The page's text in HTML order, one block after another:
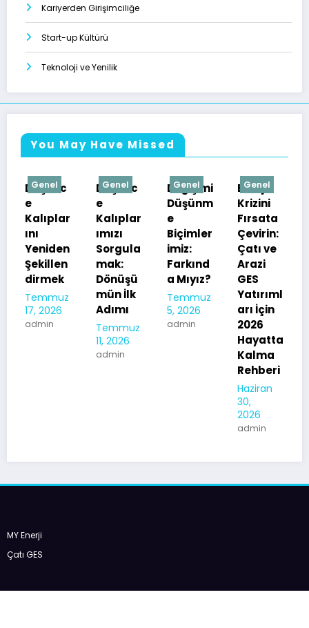
Kariyerden Girişimciliğe
Start-up Kültürü
Teknoloji ve Yenilik
You May Have Missed
Genel
Düşünc
Kalıplar
Sorgula
mak:
Dönüşü
mün İlk
Adımı
Temmuz
Genel
Değişimi
Düşünm
e
Biçimler
imiz:
Farkınd
a Mıyız?
Temmuz
5, 2026
admin
Genel
Enerji
Krizini
Çevirin:
Arazi
GES
Yatırıml
arı İçin
2026
Hayatta
Değişim
Fırsat
mı
mi?
Düşünc
ımızı
Keşfet
mek
12, 2026
MY Enerji
Çatı GES